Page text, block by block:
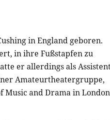
in England geboren.
in ihre Fußstapfen zu
er allerdings als
Amateurtheatergruppe,
Music and Drama in London